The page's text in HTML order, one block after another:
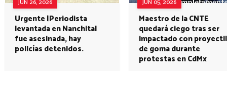
JUN 26, 2026
Urgente |Periodista
levantada en Nanchital
fue asesinada, hay
policías detenidos.
JUN 05, 2026
Maestro de la CNTE
quedará ciego tras ser
impactado con proyectil
de goma durante
protestas en CdMx